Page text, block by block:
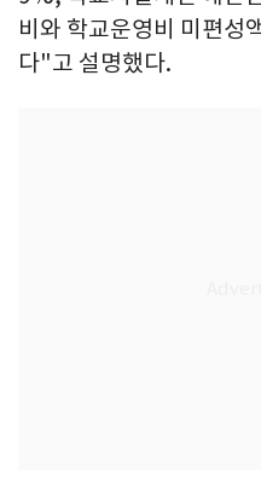
비와 학교운영비 미편성
다"고 설명했다.